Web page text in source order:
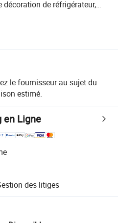
de réfrigérateur,
le fournisseur au sujet du
estimé.
en Ligne
des logistiques prises en charge par
optionnelle pour des contrôles de
des litiges
la plateforme, y compris les